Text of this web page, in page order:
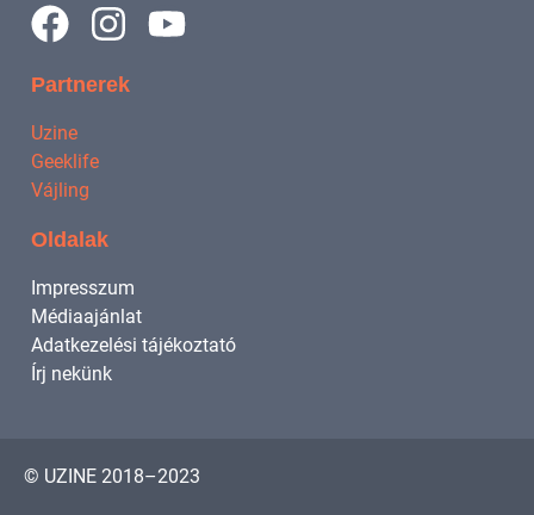
Partnerek
Uzine
Geeklife
Vájling
Oldalak
Impresszum
Médiaajánlat
Adatkezelési tájékoztató
Írj nekünk
© UZINE 2018–2023